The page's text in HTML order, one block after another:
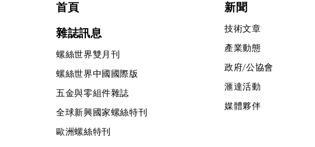
首頁
雜誌訊息
螺絲世界雙月刊
螺絲世界中國國際版
五金與零組件雜誌
全球新興國家螺絲特刊
歐洲螺絲特刊
新聞
技術文章
產業動態
政府/公協會
滙達活動
媒體夥伴